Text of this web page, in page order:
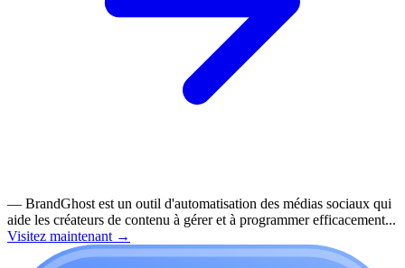
— BrandGhost est un outil d'automatisation des médias sociaux qui
aide les créateurs de contenu à gérer et à programmer efficacement...
Visitez maintenant →